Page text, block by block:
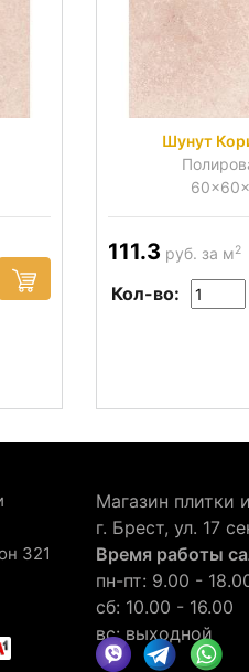
Шунут
111.3 руб. за м2
Кол-во:
321
Магазин плитки
г. Брест, ул. 17
Время работы
пн-пт: 9.00 -
сб: 10.00 - 16.00
вс: выходной